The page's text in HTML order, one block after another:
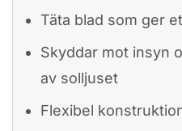
Täta blad som ger
Skyddar mot insyn
av solljuset
Flexibel